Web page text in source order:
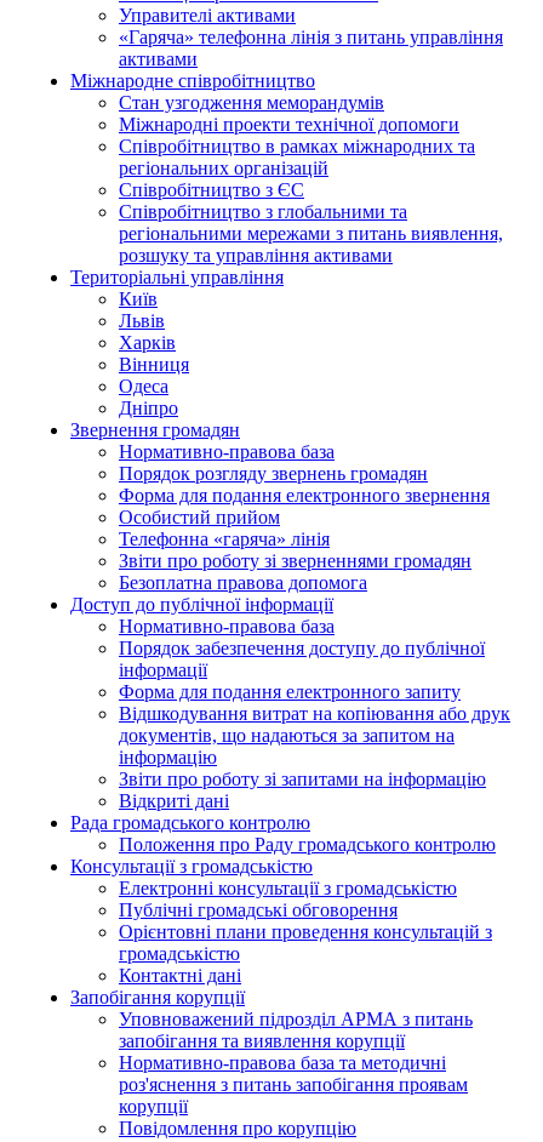
Управителі активами
«Гаряча» телефонна лінія з питань управління
активами
Міжнародне співробітництво
Стан узгодження меморандумів
Міжнародні проекти технічної допомоги
Співробітництво в рамках міжнародних та
регіональних організацій
Співробітництво з ЄС
Співробітництво з глобальними та
регіональними мережами з питань виявлення,
розшуку та управління активами
Територіальні управління
Київ
Львів
Харків
Вінниця
Одеса
Дніпро
Звернення громадян
Нормативно-правова база
Порядок розгляду звернень громадян
Форма для подання електронного звернення
Особистий прийом
Телефонна «гаряча» лінія
Звіти про роботу зі зверненнями громадян
Безоплатна правова допомога
Доступ до публічної інформації
Нормативно-правова база
Порядок забезпечення доступу до публічної
інформації
Форма для подання електронного запиту
Відшкодування витрат на копіювання або друк
документів, що надаються за запитом на
інформацію
Звіти про роботу зі запитами на інформацію
Відкриті дані
Рада громадського контролю
Положення про Раду громадського контролю
Консультації з громадськістю
Електронні консультації з громадськістю
Публічні громадські обговорення
Орієнтовні плани проведення консультацій з
громадськістю
Контактні дані
Запобігання корупції
Уповноважений підрозділ АРМА з питань
запобігання та виявлення корупції
Нормативно-правова база та методичні
роз'яснення з питань запобігання проявам
корупції
Повідомлення про корупцію